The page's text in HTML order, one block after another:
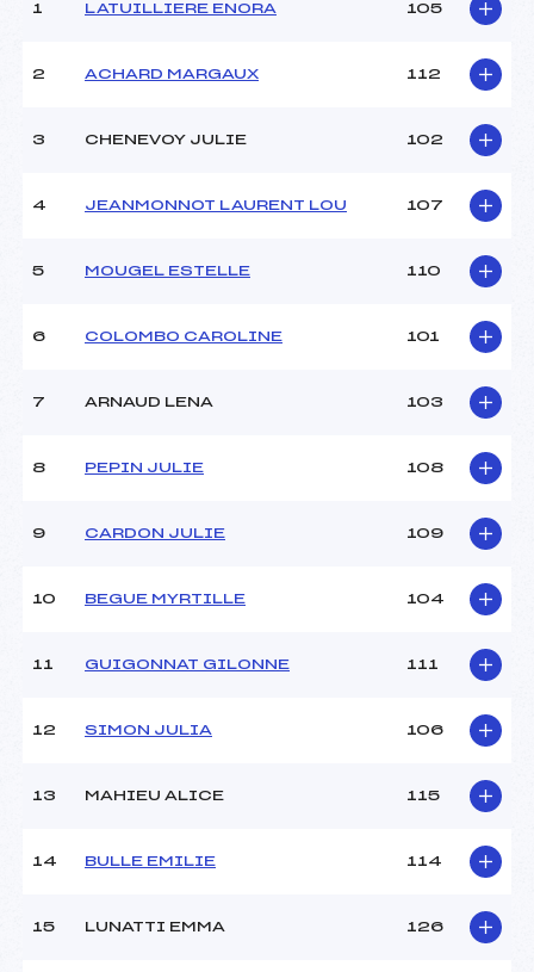
Chef mesureur :
Piste :
BESSANS
Point Bas :
Montée Max. :
Coefficient :
1400
C-C-D-D- –
1 LATUILLIERE ENORA 105
2 ACHARD MARGAUX 112
3 CHENEVOY JULIE 102
4 JEANMONNOT LAURENT LOU 107
5 MOUGEL ESTELLE 110
6 COLOMBO CAROLINE 101
7 ARNAUD LENA 103
8 PEPIN JULIE 108
9 CARDON JULIE 109
10 BEGUE MYRTILLE 104
11 GUIGONNAT GILONNE 111
12 SIMON JULIA 106
13 MAHIEU ALICE 115
14 BULLE EMILIE 114
15 LUNATTI EMMA 126